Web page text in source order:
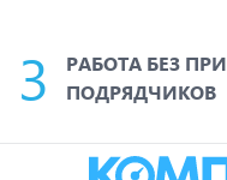
РАБОТА БЕЗ
ПОДРЯДЧИКОВ